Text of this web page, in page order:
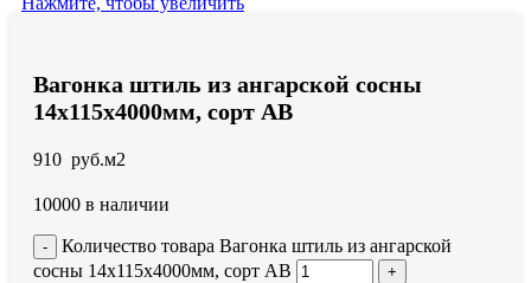
Вагонка штиль из ангарской сосны
14x115x4000мм, сорт AB
910 руб.м2
10000 в наличии
Количество товара Вагонка штиль из ангарской
сосны 14x115x4000мм, сорт AB